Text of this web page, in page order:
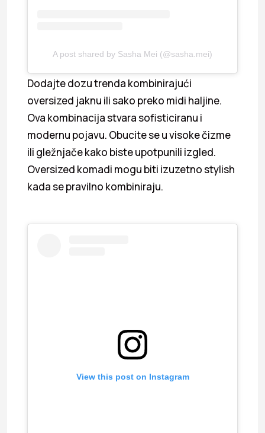
A post shared by Sasha Mei (@sasha.mei)
Dodajte dozu trenda kombinirajući
oversized jaknu ili sako preko midi haljine.
Ova kombinacija stvara sofisticiranu i
modernu pojavu. Obucite se u visoke čizme
ili gležnjače kako biste upotpunili izgled.
Oversized komadi mogu biti izuzetno stylish
kada se pravilno kombiniraju.
View this post on Instagram